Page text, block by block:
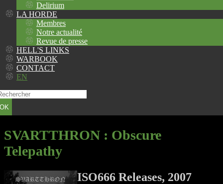
Delirium
LA HORDE
Membres
Notre actualité
Revue de presse
HELL'S LINKS
WARBOOK
CONTACT
EN
OK
SVARTTHRON : Obscure
Telepathy
ISO666 Releases, 2007